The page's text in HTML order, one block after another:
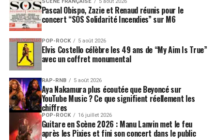
SCÈNE FRANÇAISE 5 août 2026
Pascal Obispo, Zazie et Renaud réunis pour le
concert “SOS Solidarité Incendies” sur M6
POP-ROCK 5 août 2026
Elvis Costello célèbre les 49 ans de “My Aim Is True”
avec un coffret monumental
RAP-RNB 5 août 2026
Aya Nakamura plus écoutée que Beyoncé sur
YouTube Music ? Ce que signifient réellement les
chiffres
POP-ROCK 16 juillet 2026
Guitare en Scène 2026 : Manu Lanvin met le feu
après les Pixies et fini son concert dans le public